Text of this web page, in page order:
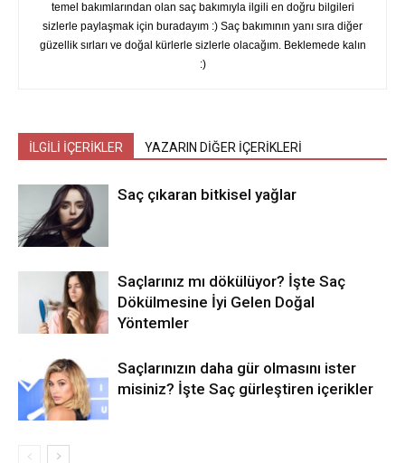
temel bakımlarından olan saç bakımıyla ilgili en doğru bilgileri
sizlerle paylaşmak için buradayım :) Saç bakımının yanı sıra diğer
güzellik sırları ve doğal kürlerle sizlerle olacağım. Beklemede kalın
:)
İLGİLİ İÇERİKLER YAZARIN DİĞER İÇERİKLERİ
Saç çıkaran bitkisel yağlar
Saçlarınız mı dökülüyor? İşte Saç
Dökülmesine İyi Gelen Doğal
Yöntemler
Saçlarınızın daha gür olmasını ister
misiniz? İşte Saç gürleştiren içerikler